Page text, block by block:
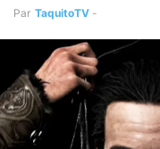
Par TaquitoTV -